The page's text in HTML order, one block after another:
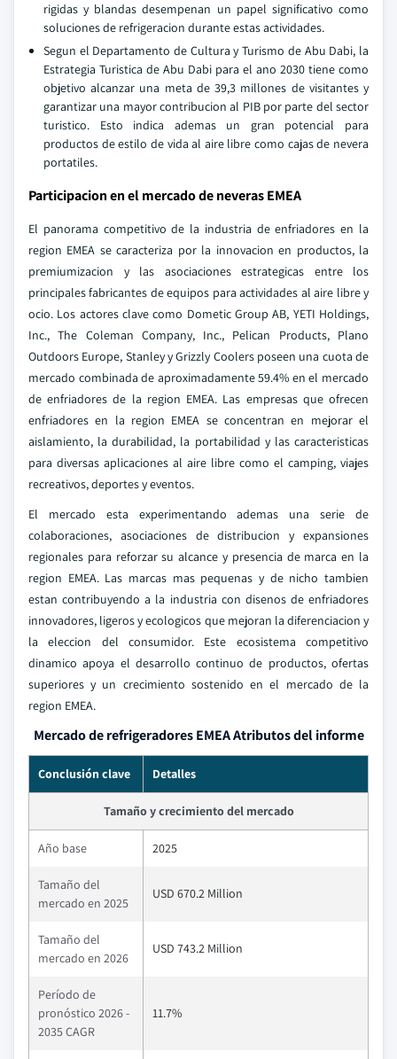
rigidas y blandas desempenan un papel significativo como
soluciones de refrigeracion durante estas actividades.
Segun el Departamento de Cultura y Turismo de Abu Dabi, la
Estrategia Turistica de Abu Dabi para el ano 2030 tiene como
objetivo alcanzar una meta de 39,3 millones de visitantes y
garantizar una mayor contribucion al PIB por parte del sector
turistico. Esto indica ademas un gran potencial para
productos de estilo de vida al aire libre como cajas de nevera
portatiles.
Participacion en el mercado de neveras EMEA
El panorama competitivo de la industria de enfriadores en la
region EMEA se caracteriza por la innovacion en productos, la
premiumizacion y las asociaciones estrategicas entre los
principales fabricantes de equipos para actividades al aire libre y
ocio. Los actores clave como Dometic Group AB, YETI Holdings,
Inc., The Coleman Company, Inc., Pelican Products, Plano
Outdoors Europe, Stanley y Grizzly Coolers poseen una cuota de
mercado combinada de aproximadamente 59.4% en el mercado
de enfriadores de la region EMEA. Las empresas que ofrecen
enfriadores en la region EMEA se concentran en mejorar el
aislamiento, la durabilidad, la portabilidad y las caracteristicas
para diversas aplicaciones al aire libre como el camping, viajes
recreativos, deportes y eventos.
El mercado esta experimentando ademas una serie de
colaboraciones, asociaciones de distribucion y expansiones
regionales para reforzar su alcance y presencia de marca en la
region EMEA. Las marcas mas pequenas y de nicho tambien
estan contribuyendo a la industria con disenos de enfriadores
innovadores, ligeros y ecologicos que mejoran la diferenciacion y
la eleccion del consumidor. Este ecosistema competitivo
dinamico apoya el desarrollo continuo de productos, ofertas
superiores y un crecimiento sostenido en el mercado de la
region EMEA.
Mercado de refrigeradores EMEA Atributos del informe
Conclusión clave Detalles
Tamaño y crecimiento del mercado
Año base 2025
Tamaño del
mercado en 2025
USD 670.2 Million
Tamaño del
mercado en 2026
USD 743.2 Million
Período de
pronóstico 2026 -
2035 CAGR
11.7%